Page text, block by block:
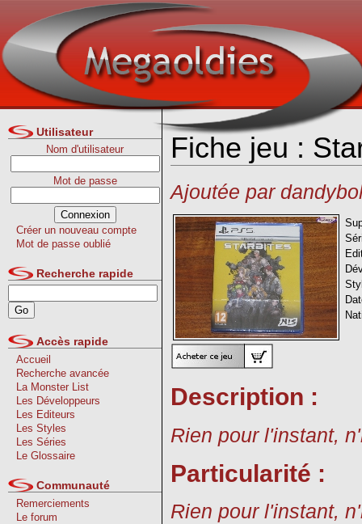
Utilisateur
Nom d'utilisateur
Mot de passe
Créer un nouveau compte
Mot de passe oublié
Recherche rapide
Accès rapide
Accueil
Recherche avancée
La Monster List
Les Développeurs
Les Editeurs
Les Styles
Les Séries
Le Glossaire
Communauté
Remerciements
Le forum
Fiche jeu :
Ajoutée par
Description :
Rien pour l'instant,
Particularité :
Rien pour l'instant,